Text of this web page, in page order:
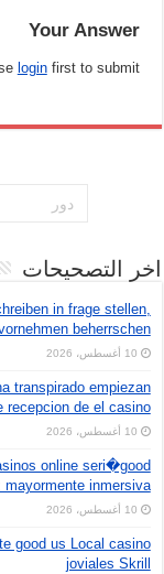
Your Answer
loginfirst to submit.
اخر التصحيحات
in frage stellen,
beherrschen
10 أغسطس، 2026
transpirado empiezan
recepcion de el casino
10 أغسطس، 2026
online seri�good
mayormente inmersiva
10 أغسطس، 2026
good us Local casino
joviales Skrill